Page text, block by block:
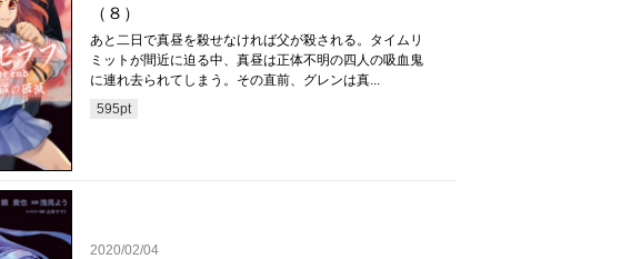
（８）
あと二日で真昼を殺せなければ父が殺される。タイムリ
ミットが間近に迫る中、真昼は正体不明の四人の吸血鬼
に連れ去られてしまう。その直前、グレンは真...
595pt
2020/02/04